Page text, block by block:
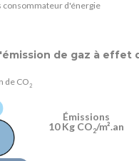
consommateur d'énergie
de gaz à effet
de CO 2
Émissions
10 Kg CO2/m².an